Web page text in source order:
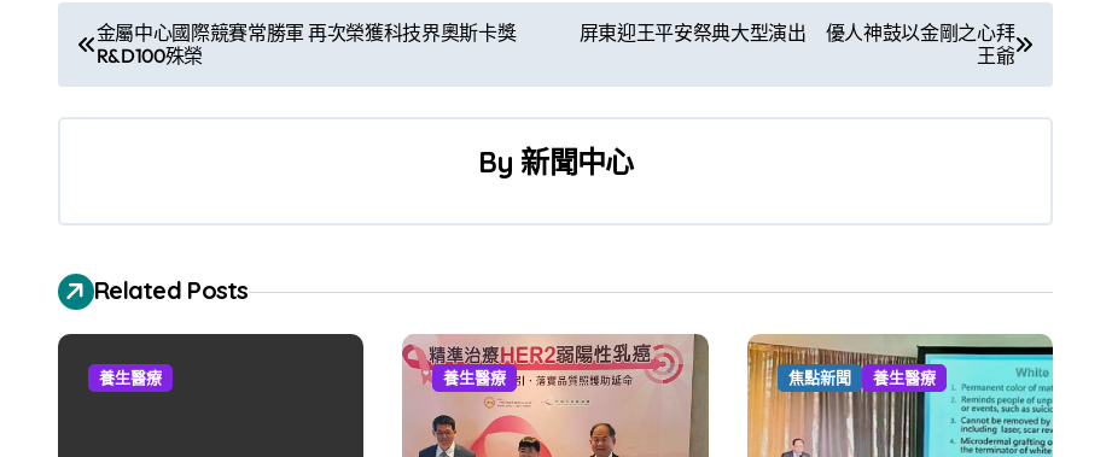
文
章
導
金屬中心國際競賽常勝軍 再次榮獲科技界奧斯卡獎
R&D100殊榮
屏東迎王平安祭典大型演出 優人神鼓以金剛之心拜
王爺
By 新聞中心
Related Posts
養生醫療 養生醫療 焦點新聞 養生醫療